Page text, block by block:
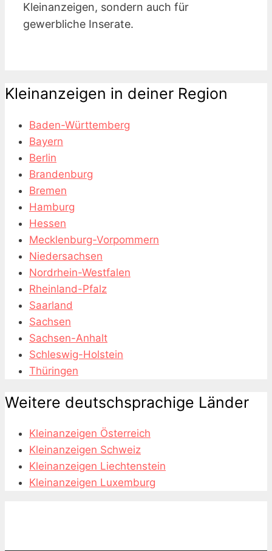
Kleinanzeigen, sondern auch für
gewerbliche Inserate.
Kleinanzeigen in deiner Region
Baden-Württemberg
Bayern
Berlin
Brandenburg
Bremen
Hamburg
Hessen
Mecklenburg-Vorpommern
Niedersachsen
Nordrhein-Westfalen
Rheinland-Pfalz
Saarland
Sachsen
Sachsen-Anhalt
Schleswig-Holstein
Thüringen
Weitere deutschsprachige Länder
Kleinanzeigen Österreich
Kleinanzeigen Schweiz
Kleinanzeigen Liechtenstein
Kleinanzeigen Luxemburg